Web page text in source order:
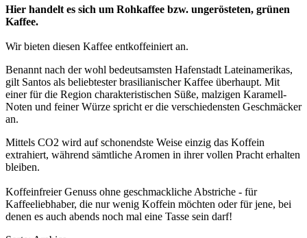
Hier handelt es sich um Rohkaffee bzw. ungerösteten, grünen
Kaffee.
Wir bieten diesen Kaffee entkoffeiniert an.
Benannt nach der wohl bedeutsamsten Hafenstadt Lateinamerikas,
gilt Santos als beliebtester brasilianischer Kaffee überhaupt. Mit
einer für die Region charakteristischen Süße, malzigen Karamell-
Noten und feiner Würze spricht er die verschiedensten Geschmäcker
an.
Mittels CO2 wird auf schonendste Weise einzig das Koffein
extrahiert, während sämtliche Aromen in ihrer vollen Pracht erhalten
bleiben.
Koffeinfreier Genuss ohne geschmackliche Abstriche - für
Kaffeeliebhaber, die nur wenig Koffein möchten oder für jene, bei
denen es auch abends noch mal eine Tasse sein darf!